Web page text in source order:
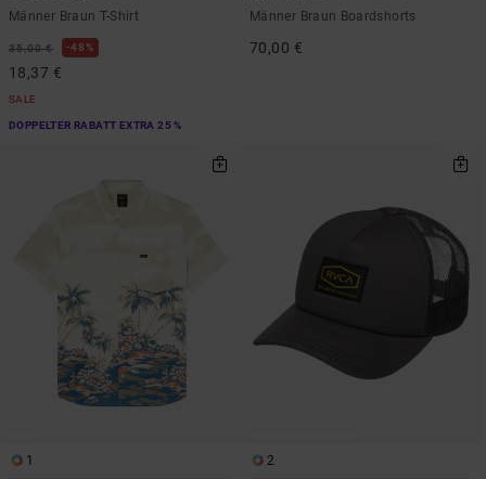
Männer Braun T-Shirt
35,00 € 48%
18,37 €
SALE
DOPPELTER RABATT EXTRA 25 %
Männer Braun Boardshorts
70,00 €
1 2